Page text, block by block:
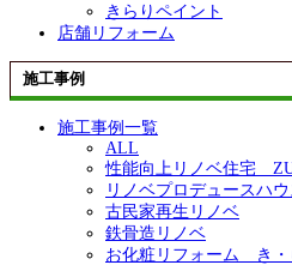
きらりペイント
店舗リフォーム
施工事例
施工事例一覧
ALL
性能向上リノベ住宅
リノベプロデュースハウ
古民家再生リノベ
鉄骨造リノベ
お化粧リフォーム き・